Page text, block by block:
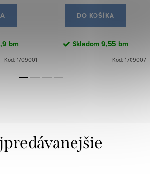
bm
Kód: 1709001
DO KOŠÍKA
Skladom 9,55 bm
Kód: 1709007